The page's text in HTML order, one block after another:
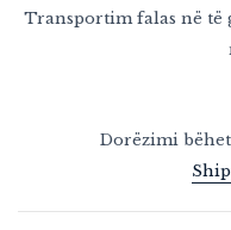
Transportim falas në të
Dorëzimi